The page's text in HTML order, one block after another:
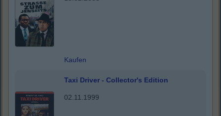
Kaufen
Taxi Driver - Collector's Edition
02.11.1999